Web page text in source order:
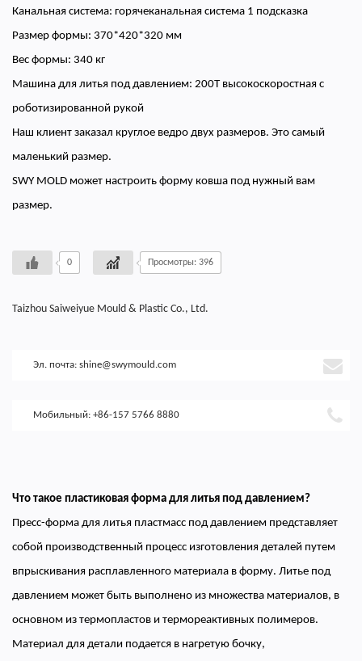
Канальная система: горячеканальная система 1 подсказка
Размер формы: 370*420*320 мм
Вес формы: 340 кг
Машина для литья под давлением: 200T высокоскоростная с
роботизированной рукой
Наш клиент заказал круглое ведро двух размеров. Это самый
маленький размер.
SWY MOLD может настроить форму ковша под нужный вам
размер.
0 Просмотры: 396
Taizhou Saiweiyue Mould & Plastic Co., Ltd.
Эл. почта: shine@swymould.com
Мобильный: +86-157 5766 8880
Что такое пластиковая форма для литья под давлением?
Пресс-форма для литья пластмасс под давлением представляет
собой производственный процесс изготовления деталей путем
впрыскивания расплавленного материала в форму. Литье под
давлением может быть выполнено из множества материалов, в
основном из термопластов и термореактивных полимеров.
Материал для детали подается в нагретую бочку,